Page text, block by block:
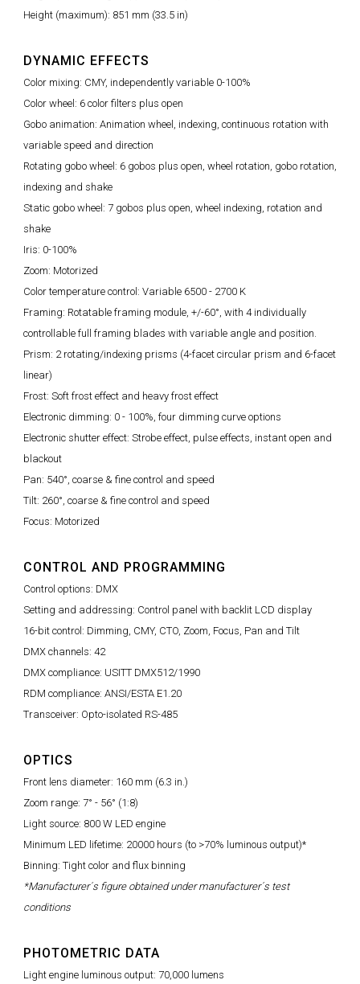
Height (maximum): 851 mm (33.5 in)
DYNAMIC EFFECTS
Color mixing: CMY, independently variable 0-100%
Color wheel: 6 color filters plus open
Gobo animation: Animation wheel, indexing, continuous rotation with
variable speed and direction
Rotating gobo wheel: 6 gobos plus open, wheel rotation, gobo rotation,
indexing and shake
Static gobo wheel: 7 gobos plus open, wheel indexing, rotation and
shake
Iris: 0-100%
Zoom: Motorized
Color temperature control: Variable 6500 - 2700 K
Framing: Rotatable framing module, +/-60°, with 4 individually
controllable full framing blades with variable angle and position.
Prism: 2 rotating/indexing prisms (4-facet circular prism and 6-facet
linear)
Frost: Soft frost effect and heavy frost effect
Electronic dimming: 0 - 100%, four dimming curve options
Electronic shutter effect: Strobe effect, pulse effects, instant open and
blackout
Pan: 540°, coarse & fine control and speed
Tilt: 260°, coarse & fine control and speed
Focus: Motorized
CONTROL AND PROGRAMMING
Control options: DMX
Setting and addressing: Control panel with backlit LCD display
16-bit control: Dimming, CMY, CTO, Zoom, Focus, Pan and Tilt
DMX channels: 42
DMX compliance: USITT DMX512/1990
RDM compliance: ANSI/ESTA E1.20
Transceiver: Opto-isolated RS-485
OPTICS
Front lens diameter: 160 mm (6.3 in.)
Zoom range: 7° - 56° (1:8)
Light source: 800 W LED engine
Minimum LED lifetime: 20000 hours (to >70% luminous output)*
Binning: Tight color and flux binning
*Manufacturer´s figure obtained under manufacturer´s test
conditions
PHOTOMETRIC DATA
Light engine luminous output: 70,000 lumens